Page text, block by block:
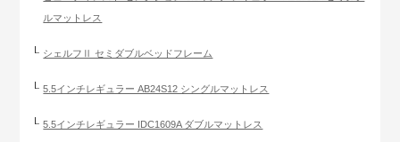
ルマットレス
シェルフⅡ セミダブルベッドフレーム
5.5インチレギュラー AB24S12 シングルマットレス
5.5インチレギュラー IDC1609A ダブルマットレス